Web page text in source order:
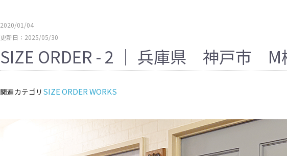
2020/01/04
更新日：2025/05/30
SIZE ORDER - 2 ｜ 兵庫県 神戸市 M
関連カテゴリ SIZE ORDER WORKS